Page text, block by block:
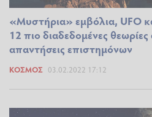
«Μυστήρια» εμβόλια, UFO
12 πιο διαδεδομένες
απαντήσεις επιστημόνων
ΚΌΣΜΟΣ 03.02.2022 17:12